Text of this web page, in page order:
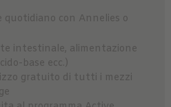
con Annelies o
intestinale, alimentazione
base ecc.)
gratuito di tutti i mezzi